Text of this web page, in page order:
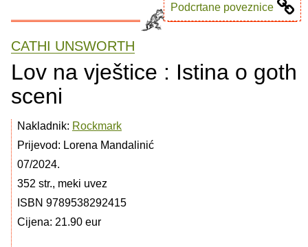
Podcrtane poveznice
CATHI UNSWORTH
Lov na vještice : Istina o goth
sceni
Nakladnik: Rockmark
Prijevod: Lorena Mandalinić
07/2024.
352 str., meki uvez
ISBN 9789538292415
Cijena: 21.90 eur